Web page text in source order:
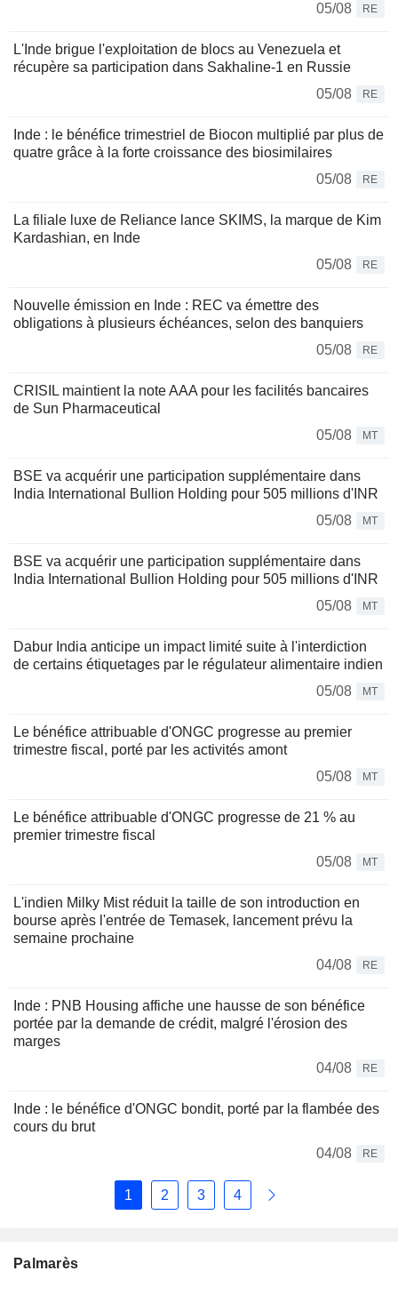
05/08 RE
L'Inde brigue l'exploitation de blocs au Venezuela et
récupère sa participation dans Sakhaline-1 en Russie
05/08
RE
Inde : le bénéfice trimestriel de Biocon multiplié par plus de
quatre grâce à la forte croissance des biosimilaires
05/08
RE
La filiale luxe de Reliance lance SKIMS, la marque de Kim
Kardashian, en Inde
05/08
RE
Nouvelle émission en Inde : REC va émettre des
obligations à plusieurs échéances, selon des banquiers
05/08
RE
CRISIL maintient la note AAA pour les facilités bancaires
de Sun Pharmaceutical
05/08
MT
BSE va acquérir une participation supplémentaire dans
India International Bullion Holding pour 505 millions d'INR
05/08
MT
BSE va acquérir une participation supplémentaire dans
India International Bullion Holding pour 505 millions d'INR
05/08
MT
Dabur India anticipe un impact limité suite à l'interdiction
de certains étiquetages par le régulateur alimentaire indien
05/08
MT
Le bénéfice attribuable d'ONGC progresse au premier
trimestre fiscal, porté par les activités amont
05/08
MT
Le bénéfice attribuable d'ONGC progresse de 21 % au
premier trimestre fiscal
05/08
MT
L'indien Milky Mist réduit la taille de son introduction en
bourse après l'entrée de Temasek, lancement prévu la
semaine prochaine
04/08
RE
Inde : PNB Housing affiche une hausse de son bénéfice
portée par la demande de crédit, malgré l'érosion des
marges
04/08
RE
Inde : le bénéfice d'ONGC bondit, porté par la flambée des
cours du brut
04/08
RE
1 2 3 4
Palmarès